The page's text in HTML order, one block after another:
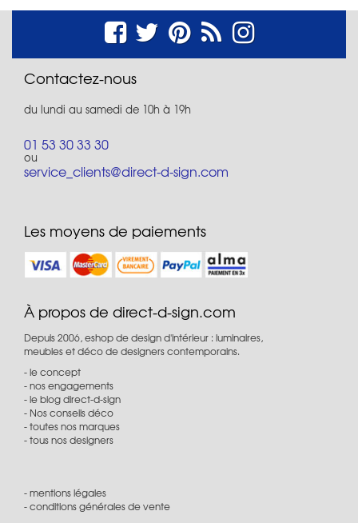
Contactez-nous
du lundi au samedi de 10h à 19h
01 53 30 33 30
ou
service_clients@direct-d-sign.com
Les moyens de paiements
À propos de direct-d-sign.com
Depuis 2006, eshop de design d'intérieur : luminaires,
meubles et déco de designers contemporains.
le concept
nos engagements
le blog direct-d-sign
Nos conseils déco
toutes nos marques
tous nos designers
mentions légales
conditions générales de vente